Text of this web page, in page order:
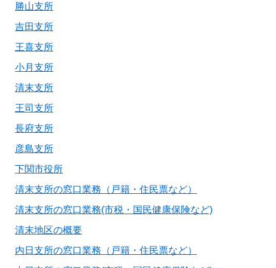
勝山支所
吉田支所
王喜支所
小月支所
清末支所
王司支所
長府支所
彦島支所
下関市役所
清末支所の窓口業務（戸籍・住民票など）
清末支所の窓口業務(市税・国民健康保険など)
清末地区の概要
内日支所の窓口業務（戸籍・住民票など）